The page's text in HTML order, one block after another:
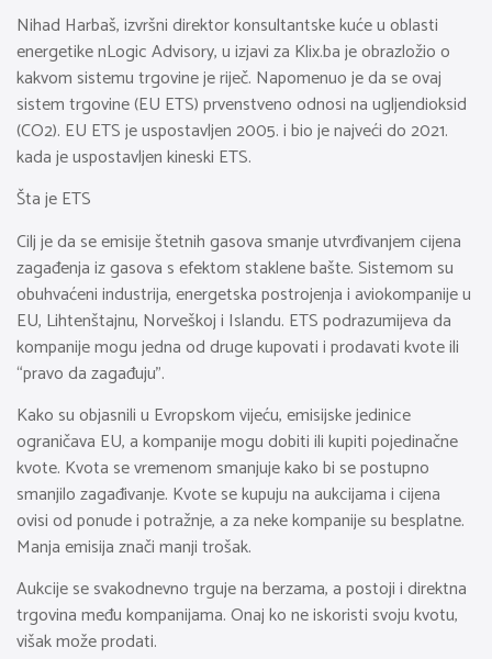
Nihad Harbaš, izvršni direktor konsultantske kuće u oblasti
energetike nLogic Advisory, u izjavi za Klix.ba je obrazložio o
kakvom sistemu trgovine je riječ. Napomenuo je da se ovaj
sistem trgovine (EU ETS) prvenstveno odnosi na ugljendioksid
(CO2). EU ETS je uspostavljen 2005. i bio je najveći do 2021.
kada je uspostavljen kineski ETS.
Šta je ETS
Cilj je da se emisije štetnih gasova smanje utvrđivanjem cijena
zagađenja iz gasova s efektom staklene bašte. Sistemom su
obuhvaćeni industrija, energetska postrojenja i aviokompanije u
EU, Lihtenštajnu, Norveškoj i Islandu. ETS podrazumijeva da
kompanije mogu jedna od druge kupovati i prodavati kvote ili
“pravo da zagađuju”.
Kako su objasnili u Evropskom vijeću, emisijske jedinice
ograničava EU, a kompanije mogu dobiti ili kupiti pojedinačne
kvote. Kvota se vremenom smanjuje kako bi se postupno
smanjilo zagađivanje. Kvote se kupuju na aukcijama i cijena
ovisi od ponude i potražnje, a za neke kompanije su besplatne.
Manja emisija znači manji trošak.
Aukcije se svakodnevno trguje na berzama, a postoji i direktna
trgovina među kompanijama. Onaj ko ne iskoristi svoju kvotu,
višak može prodati.